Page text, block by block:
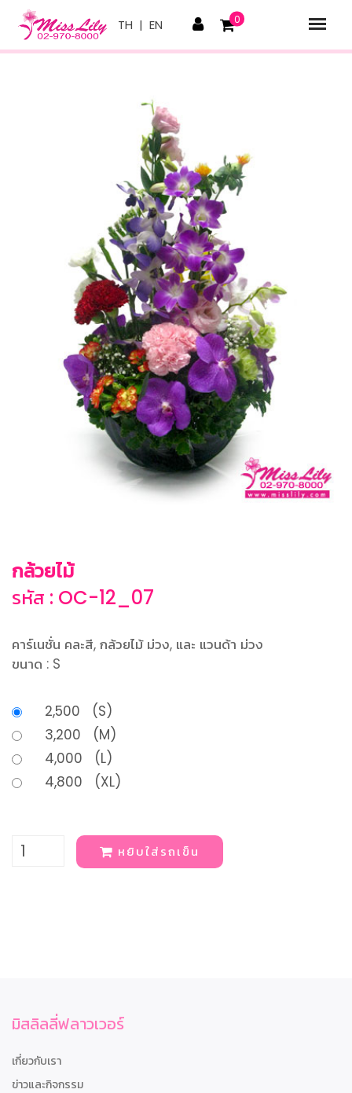
TH | EN 0
กล้วยไม้
รหัส : OC-12_07
คาร์เนชั่น คละสี, กล้วยไม้ ม่วง, และ แวนด้า ม่วง
ขนาด : S
2,500 (S)
3,200 (M)
4,000 (L)
4,800 (XL)
หยิบใส่รถเข็น
มิสลิลลี่ฟลาวเวอร์
เกี่ยวกับเรา
ข่าวและกิจกรรม